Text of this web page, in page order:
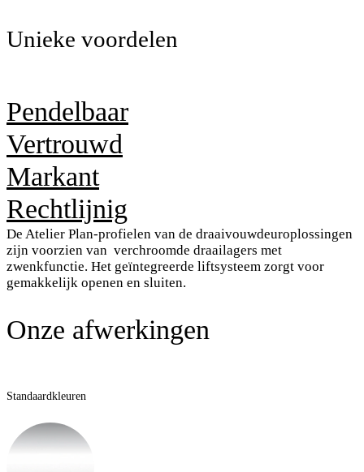
Unieke voordelen
Pendelbaar
De Atelier Plan-profielen van de draaivouwdeuroplossingen
zijn voorzien van verchroomde draailagers met
zwenkfunctie. Het geïntegreerde liftsysteem zorgt voor
gemakkelijk openen en sluiten.
Vertrouwd
Markant
Rechtlijnig
Onze afwerkingen
Standaardkleuren